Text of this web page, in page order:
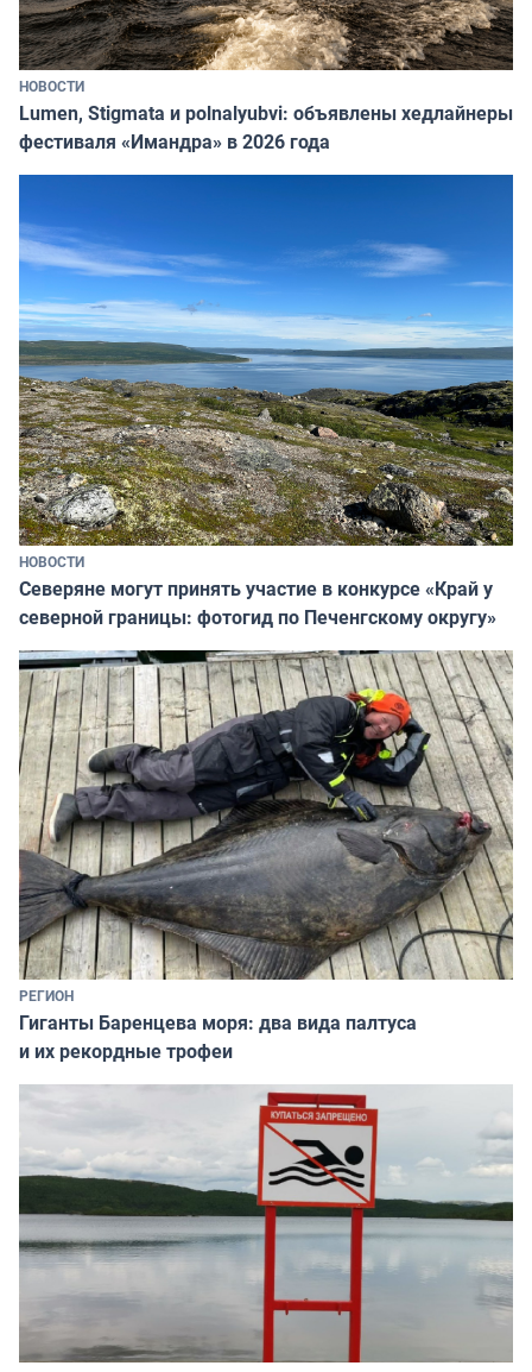
НОВОСТИ
Lumen, Stigmata и polnalyubvi: объявлены хедлайнеры
фестиваля «Имандра» в 2026 года
НОВОСТИ
Северяне могут принять участие в конкурсе «Край у
северной границы: фотогид по Печенгскому округу»
РЕГИОН
Гиганты Баренцева моря: два вида палтуса
и их рекордные трофеи